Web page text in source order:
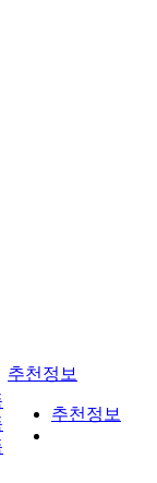
추천정보
추천정보